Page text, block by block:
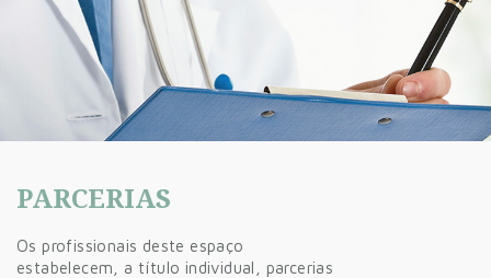
PARCERIAS
Os profissionais deste espaço
estabelecem, a título individual, parcerias